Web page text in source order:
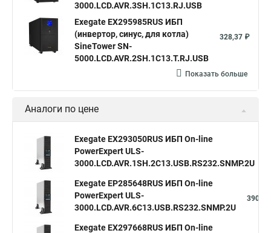
3000.LCD.AVR.3SH.1C13.RJ.USB
Exegate EX295985RUS ИБП
(инвертор, синус, для котла)
SineTower SN-
5000.LCD.AVR.2SH.1C13.T.RJ.USB
328,37 ₽
Показать больше
Аналоги по цене
Exegate EX293050RUS ИБП On-line
PowerExpert ULS-
3000.LCD.AVR.1SH.2C13.USB.RS232.SNMP.2U
Exegate EP285648RUS ИБП On-line
PowerExpert ULS-
3000.LCD.AVR.6C13.USB.RS232.SNMP.2U
Exegate EX297668RUS ИБП On-line